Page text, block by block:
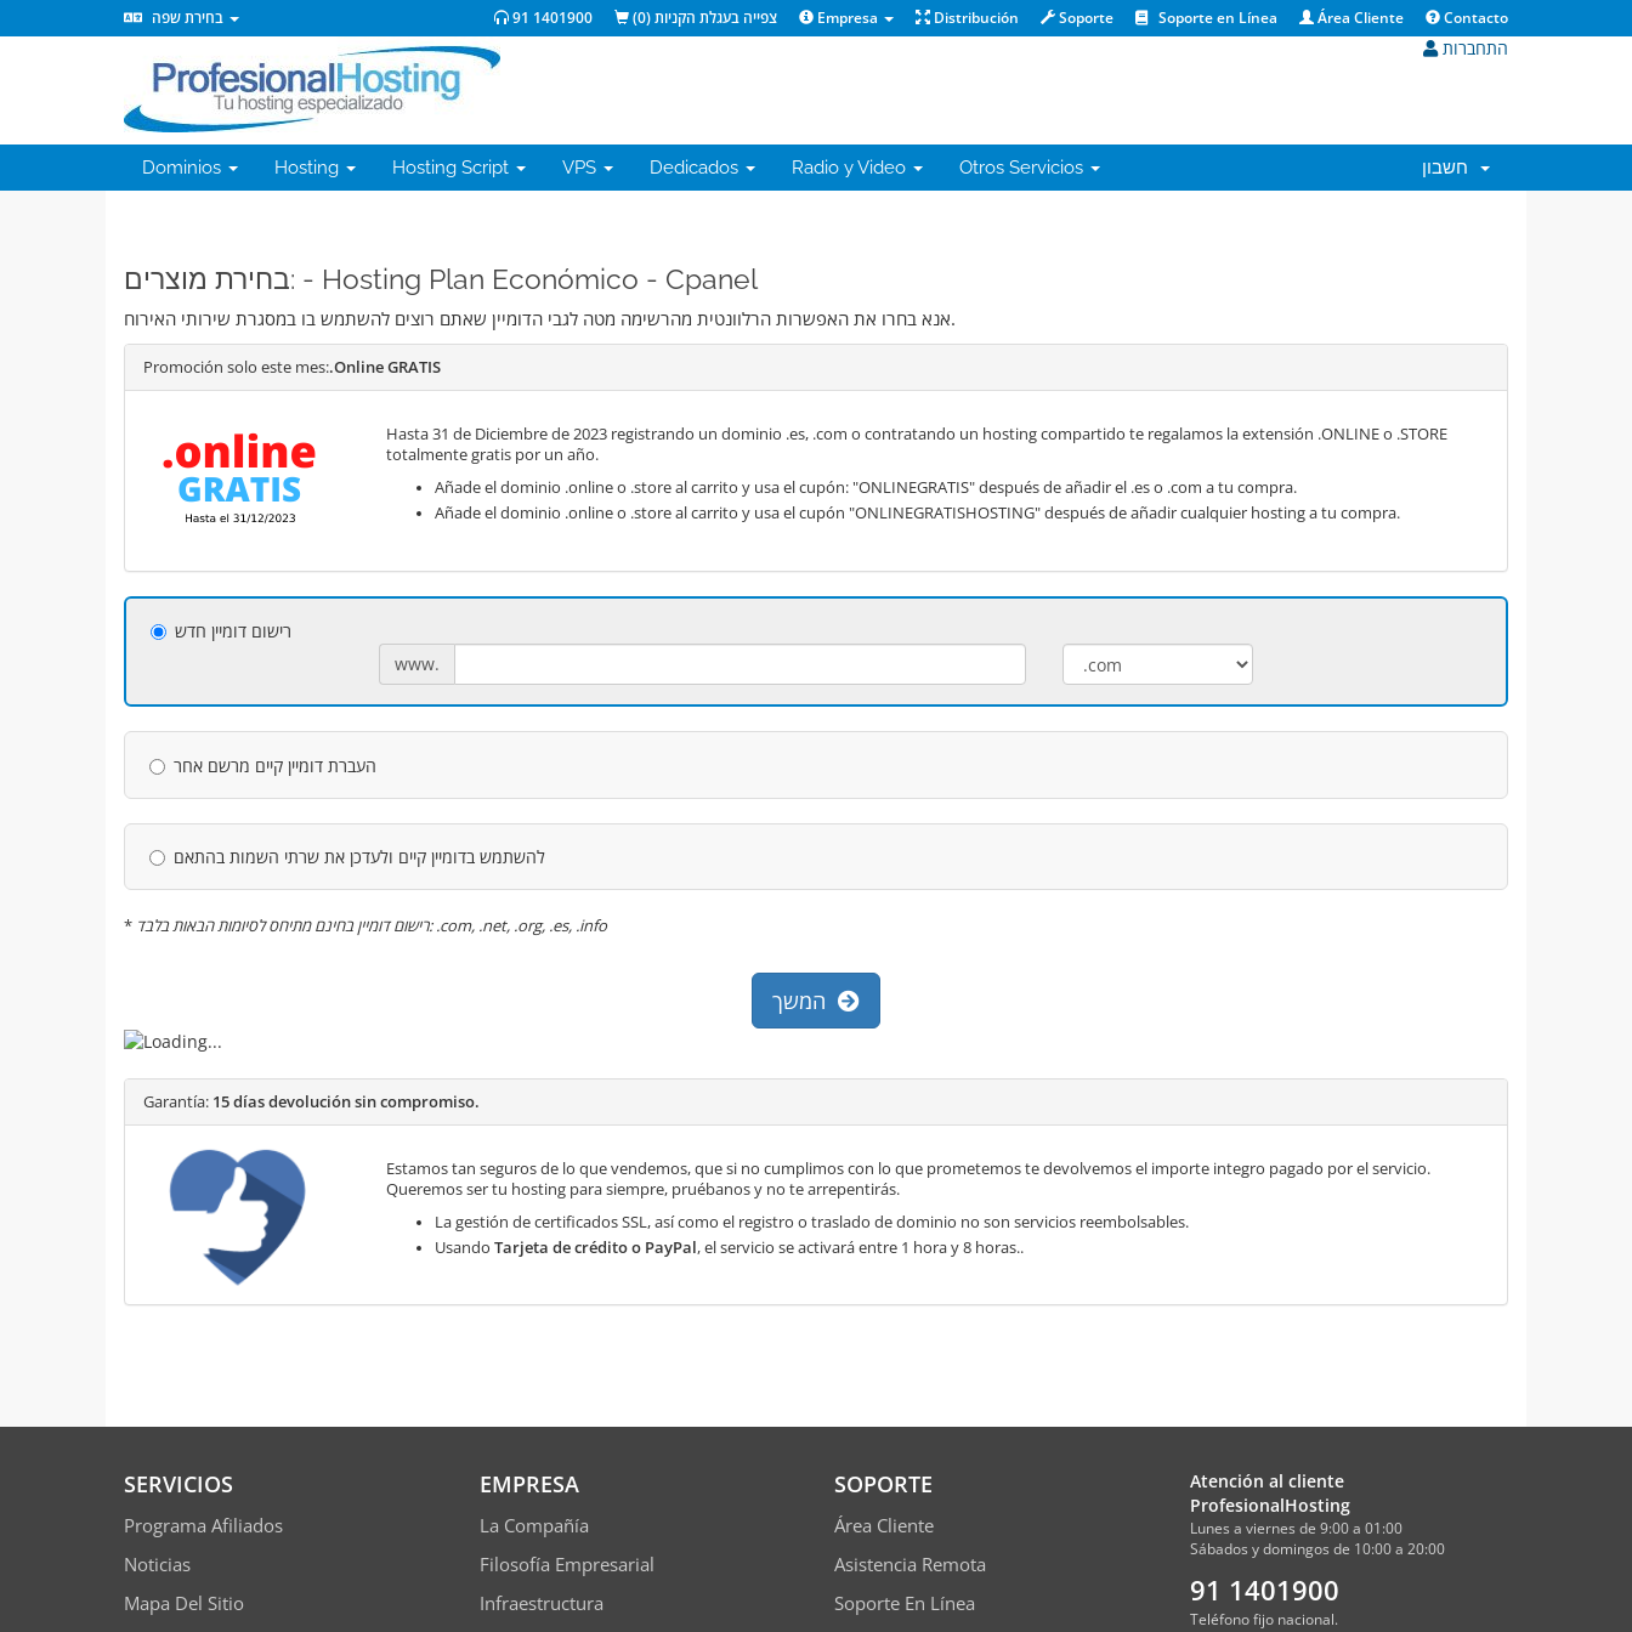
91 1401900 צפייה בעגלת הקניות (0
) Empresa Distribución Soporte Soporte en Línea Área Cliente Contacto
התחברות
Dominios Hosting Hosting Script VPS Dedicados Radio y Video Otros Servicios
בחירת מוצרים: - Hosting Plan Económico - Cpanel
אנא בחרו את האפשרות הרלוונטית מהרשימה מטה לגבי הדומיין שאתם רוצים להשתמש בו במסגרת שירותי האירוח.
Promoción solo este mes:.Online GRATIS
Hasta 31 de Diciembre de 2023 registrando un dominio .es, .com o contratando un hosting compartido te regalamos la extensión .ONLINE o .STORE
totalmente gratis por un año.
Añade el dominio .online o .store al carrito y usa el cupón: "ONLINEGRATIS" después de añadir el .es o .com a tu compra.
Añade el dominio .online o .store al carrito y usa el cupón "ONLINEGRATISHOSTING" después de añadir cualquier hosting a tu compra.
רישום דומיין חדש
www.
העברת דומיין קיים מרשם אחר
להשתמש בדומיין קיים ולעדכן את שרתי השמות בהתאם
* רישום דומיין בחינם מתיחס לסיומות הבאות בלבד: .com, .net, .org, .es, .info
Garantía: 15 días devolución sin compromiso.
Estamos tan seguros de lo que vendemos, que si no cumplimos con lo que prometemos te devolvemos el importe integro pagado por el servicio.
Queremos ser tu hosting para siempre, pruébanos y no te arrepentirás.
La gestión de certificados SSL, así como el registro o traslado de dominio no son servicios reembolsables.
Usando Tarjeta de crédito o PayPal, el servicio se activará entre 1 hora y 8 horas..
SERVICIOS
Programa Afiliados
Noticias
Mapa Del Sitio
EMPRESA
La Compañía
Filosofía Empresarial
Infraestructura
SOPORTE
Área Cliente
Asistencia Remota
Soporte En Línea
Atención al cliente
ProfesionalHosting
Lunes a viernes de 9:00 a 01:00
Sábados y domingos de 10:00 a 20:00
91 1401900
Teléfono fijo nacional.